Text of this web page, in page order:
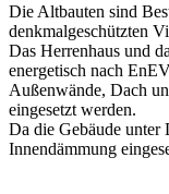
Die Altbauten sind
denkmalgeschützten
Das Herrenhaus und
energetisch nach
Außenwände, Dach
eingesetzt werden.
Da die Gebäude unter
Innendämmung